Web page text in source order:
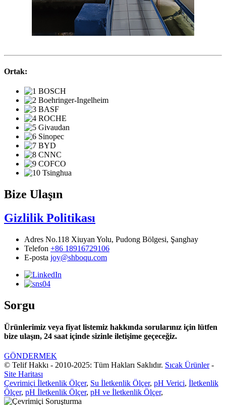
Ortak:
Bize Ulaşın
Gizlilik Politikası
Adres No.118 Xiuyan Yolu, Pudong Bölgesi, Şanghay
Telefon +86 18916729106
E-posta joy@shboqu.com
Sorgu
Ürünlerimiz veya fiyat listemiz hakkında sorularınız için lütfen
bize ulaşın, 24 saat içinde sizinle iletişime geçeceğiz.
GÖNDERMEK
© Telif Hakkı - 2010-2025: Tüm Hakları Saklıdır. Sıcak Ürünler-
Site Haritası
Çevrimiçi İletkenlik Ölçer, Su İletkenlik Ölçer, pH Verici, İletkenlik
Ölçer, pH İletkenlik Ölçer, pH ve İletkenlik Ölçer,